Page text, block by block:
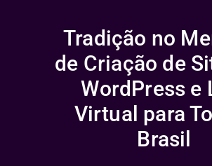
Tradição no
de Criação de
WordPress e
Virtual para
Brasil